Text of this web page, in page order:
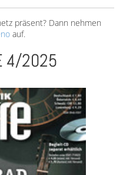
präsent? Dann nehmen
auf.
4/2025